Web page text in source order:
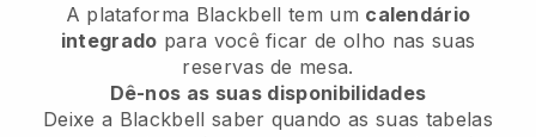
A plataforma Blackbell tem um calendário
integrado para você ficar de olho nas suas
reservas de mesa.
Dê-nos as suas disponibilidades
Deixe a Blackbell saber quando as suas tabelas